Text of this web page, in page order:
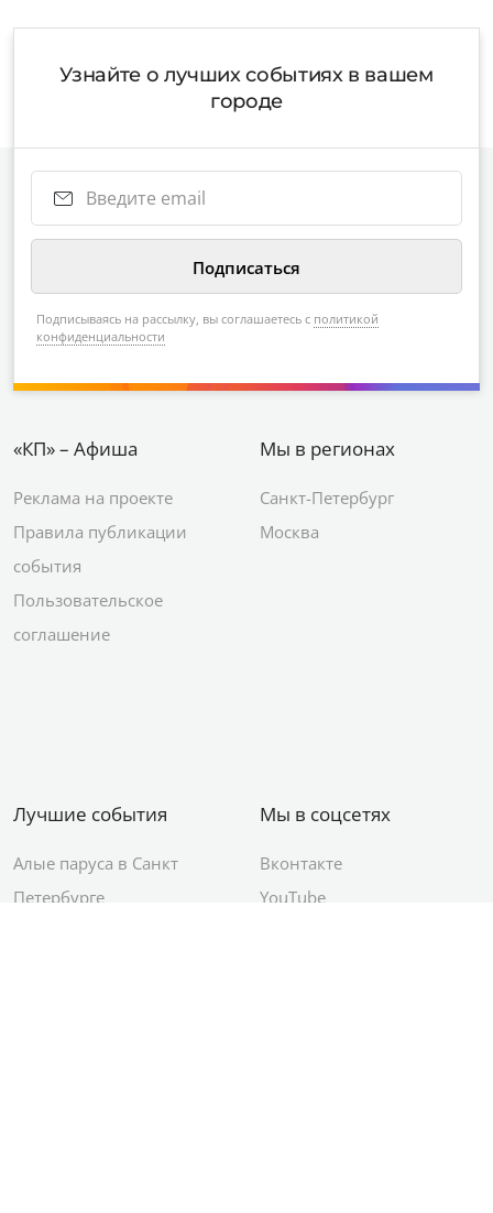
Узнайте о лучших событиях в вашем
городе
Подписываясь на рассылку, вы соглашаетесь с политикой
конфиденциальности
«КП» – Афиша
Реклама на проекте
Правила публикации
события
Пользовательское
соглашение
Мы в регионах
Санкт-Петербург
Москва
Лучшие события
Алые паруса в Санкт
Петербурге
Мы в соцсетях
Вконтакте
YouTube